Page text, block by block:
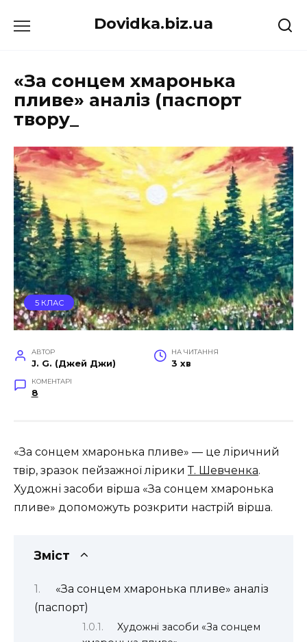
до
Dovidka.biz.ua
«За сонцем хмаронька
пливе» аналіз (паспорт
твору_
5 КЛАС
АВТОР
J. G. (Джей Джи)
НА ЧИТАННЯ
3 хв
КОМЕНТАРІ
8
«За сонцем хмаронька пливе» — це ліричний
твір, зразок пейзажної лірикиТ. Шевченка.
Художні засоби вірша «За сонцем хмаронька
пливе» допоможуть розкрити настрій вірша.
Зміст
«За сонцем хмаронька пливе» аналіз
(паспорт)
Художні засоби «За сонцем